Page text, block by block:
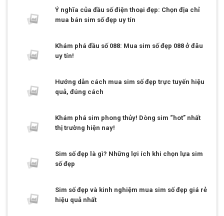
Ý nghĩa của đầu số điện thoại đẹp: Chọn địa chỉ
mua bán sim số đẹp uy tín
Khám phá đầu số 088: Mua sim số đẹp 088 ở đâu
uy tín!
Hướng dẫn cách mua sim số đẹp trực tuyến hiệu
quả, đúng cách
Khám phá sim phong thủy! Dòng sim “hot” nhất
thị trường hiện nay!
Sim số đẹp là gì? Những lợi ích khi chọn lựa sim
số đẹp
Sim số đẹp và kinh nghiệm mua sim số đẹp giá rẻ
hiệu quả nhất